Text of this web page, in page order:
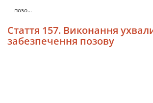
позо...
Стаття 157. Виконання
забезпечення позову